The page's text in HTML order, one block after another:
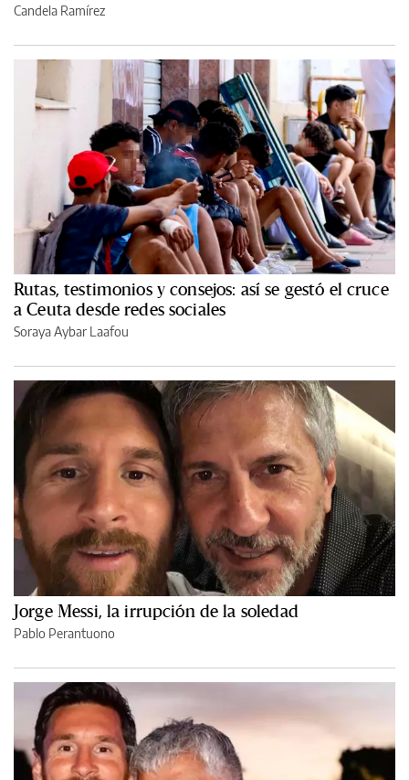
Candela Ramírez
Rutas, testimonios y consejos: así se gestó el cruce
a Ceuta desde redes sociales
Soraya Aybar Laafou
Jorge Messi, la irrupción de la soledad
Pablo Perantuono